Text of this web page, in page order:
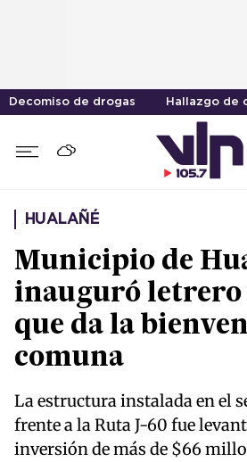
Decomiso de drogas Hallazgo de
HUALAÑÉ
Municipio de
inauguró
que da la
comuna
La estructura instalada en el
frente a la Ruta J-60 fue
inversión de más de $66